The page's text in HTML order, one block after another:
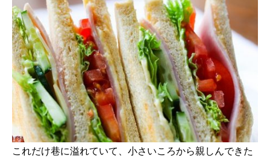
これだけ巷に溢れていて、小さいころから親しんできた